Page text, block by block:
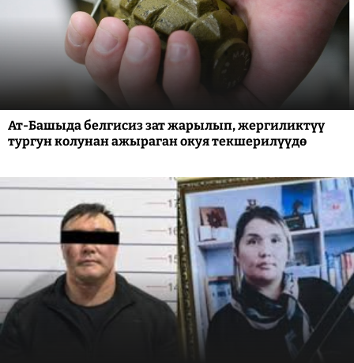
Ат-Башыда белгисиз зат жарылып, жергиликтүү
тургун колунан ажыраган окуя текшерилүүдө